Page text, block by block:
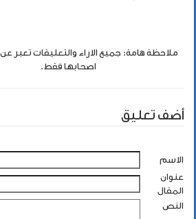
ملاحظة هامة: جميع الاراء والتعليقات تعبر
اصحابها فقط.
أضف تعليق
الاسم
عنوان
المقال
النص